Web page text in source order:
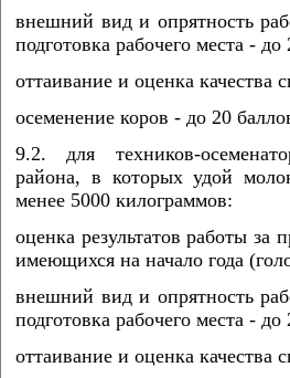
внешний вид и опрятность
подготовка рабочего места - до
оттаивание и оценка качества
осеменение коров - до 20
9.2. для техников-
района, в которых удой
менее 5000 килограммов:
оценка результатов работы
имеющихся на начало года
внешний вид и опрятность
подготовка рабочего места - до
оттаивание и оценка качества